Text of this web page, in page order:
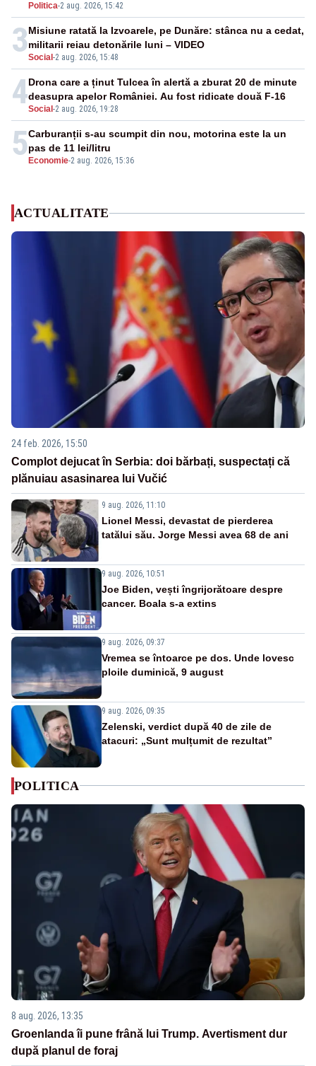
Politica-2 aug. 2026, 15:42
3Social -2 aug. 2026, 15:48
Misiune ratată la Izvoarele, pe Dunăre: stânca nu a cedat,
militarii reiau detonările luni – VIDEO
4Social -2 aug. 2026, 19:28
Drona care a ținut Tulcea în alertă a zburat 20 de minute
deasupra apelor României. Au fost ridicate două F-16
5 Economie-2 aug. 2026, 15:36
Carburanții s-au scumpit din nou, motorina este la un
pas de 11 lei/litru
ACTUALITATE
24 feb. 2026, 15:50
Complot dejucat în Serbia: doi bărbați, suspectați că
plănuiau asasinarea lui Vučić
9 aug. 2026, 11:10
Lionel Messi, devastat de pierderea
tatălui său. Jorge Messi avea 68 de ani
9 aug. 2026, 10:51
Joe Biden, vești îngrijorătoare despre
cancer. Boala s-a extins
9 aug. 2026, 09:37
Vremea se întoarce pe dos. Unde lovesc
ploile duminică, 9 august
9 aug. 2026, 09:35
Zelenski, verdict după 40 de zile de
atacuri: „Sunt mulțumit de rezultat”
POLITICA
8 aug. 2026, 13:35
Groenlanda îi pune frână lui Trump. Avertisment dur
după planul de foraj